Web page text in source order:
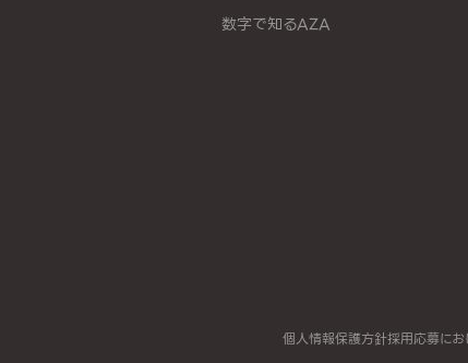
数字で知るAZA
個人情報保護方針採用応募に